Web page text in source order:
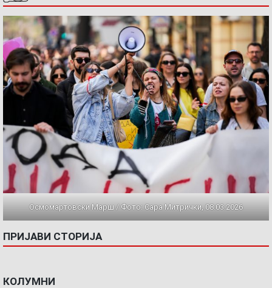
Осмомартовски Марш / Фото: Сара Митрички, 08.03.2026
ПРИЈАВИ СТОРИЈА
КОЛУМНИ